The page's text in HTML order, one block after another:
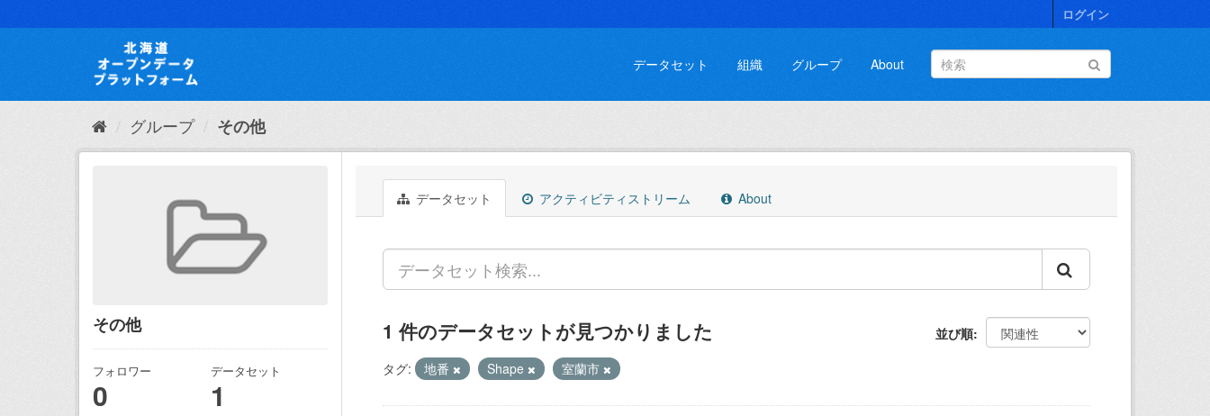
キ
て
ログイン
データセット 組織 グループ About
グループ その他
その他
フォロワー
0
データセット
1
データセット アクティビティストリーム About
並び順
1 件のデータセットが見つかりました
タグ: 地番 Shape 室蘭市